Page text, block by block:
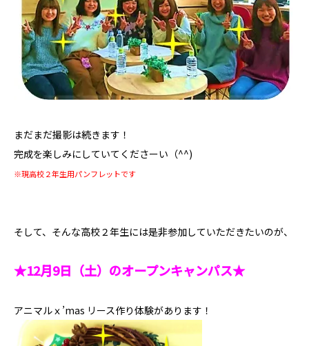
まだまだ撮影は続きます！
完成を楽しみにしていてくださーい（^^)
※現高校２年生用パンフレットです
そして、そんな高校２年生には是非参加していただきたいのが、
★12月9日（土）のオープンキャンパス★
アニマルｘ’mas リース作り体験があります！